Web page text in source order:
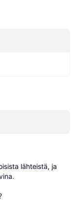
lähteistä, ja